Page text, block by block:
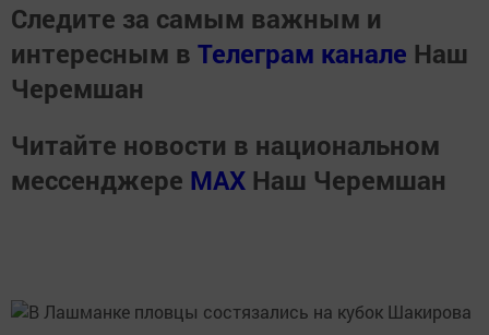
Следите за самым важным и
интересным в Телеграм канале Наш
Черемшан
Читайте новости в национальном
мессенджере MАХ Наш Черемшан